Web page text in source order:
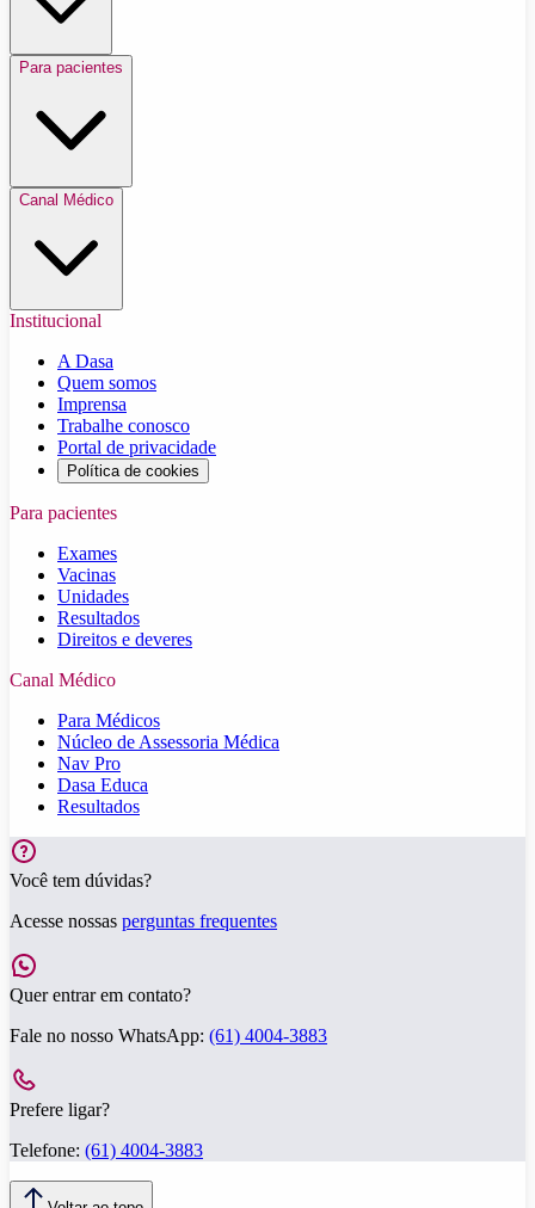
Para pacientes
Canal Médico
Institucional
A Dasa
Quem somos
Imprensa
Trabalhe conosco
Portal de privacidade
Política de cookies
Para pacientes
Exames
Vacinas
Unidades
Resultados
Direitos e deveres
Canal Médico
Para Médicos
Núcleo de Assessoria Médica
Nav Pro
Dasa Educa
Resultados
Você tem dúvidas?
Acesse nossas perguntas frequentes
Quer entrar em contato?
Fale no nosso WhatsApp: (61) 4004-3883
Prefere ligar?
Telefone: (61) 4004-3883